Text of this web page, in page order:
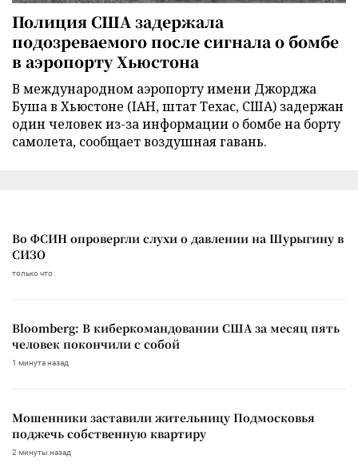
Полиция США задержала
подозреваемого после сигнала о бомбе
в аэропорту Хьюстона
В международном аэропорту имени Джорджа
Буша в Хьюстоне (IAH, штат Техас, США) задержан
один человек из-за информации о бомбе на борту
самолета, сообщает воздушная гавань.
Во ФСИН опровергли слухи о давлении на Шурыгину в
СИЗО
только что
Bloomberg: В киберкомандовании США за месяц пять
человек покончили с собой
1 минута назад
Мошенники заставили жительницу Подмосковья
поджечь собственную квартиру
2 минуты назад